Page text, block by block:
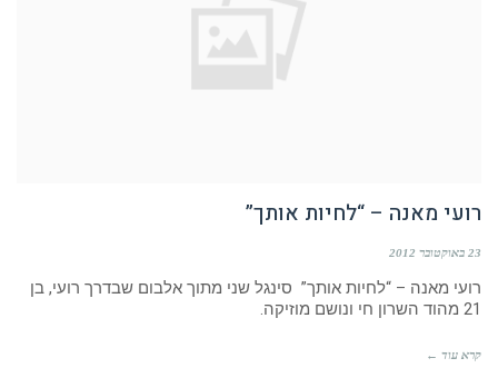
רועי מאנה – “לחיות אותך”
23 באוקטובר 2012
רועי מאנה – “לחיות אותך” סינגל שני מתוך אלבום שבדרך רועי, בן
21 מהוד השרון חי ונושם מוזיקה.
קרא עוד ←